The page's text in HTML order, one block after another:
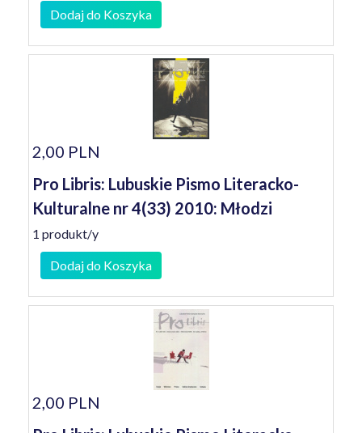
Dodaj do Koszyka
2,00 PLN
Pro Libris: Lubuskie Pismo Literacko-
Kulturalne nr 4(33) 2010: Młodzi
1 produkt/y
Dodaj do Koszyka
2,00 PLN